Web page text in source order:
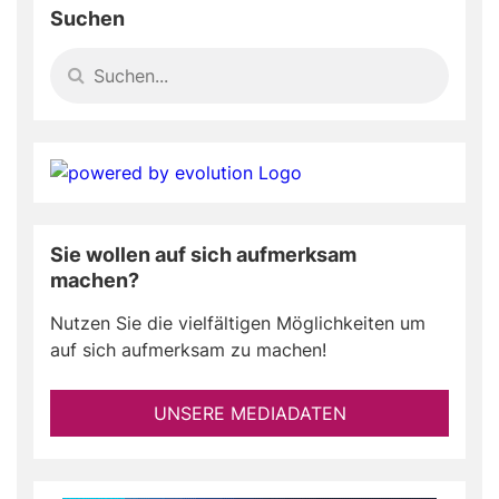
Suchen
Sie wollen auf sich aufmerksam
machen?
Nutzen Sie die vielfältigen Möglichkeiten um
auf sich aufmerksam zu machen!
UNSERE MEDIADATEN